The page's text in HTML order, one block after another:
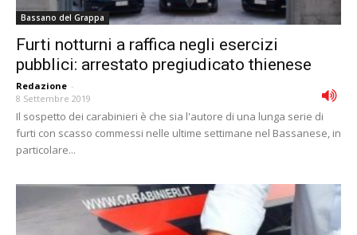
Bassano del Grappa
Furti notturni a raffica negli esercizi
pubblici: arrestato pregiudicato thienese
Redazione -
8 Settembre 2019
Il sospetto dei carabinieri è che sia l'autore di una lunga serie di
furti con scasso commessi nelle ultime settimane nel Bassanese, in
particolare...